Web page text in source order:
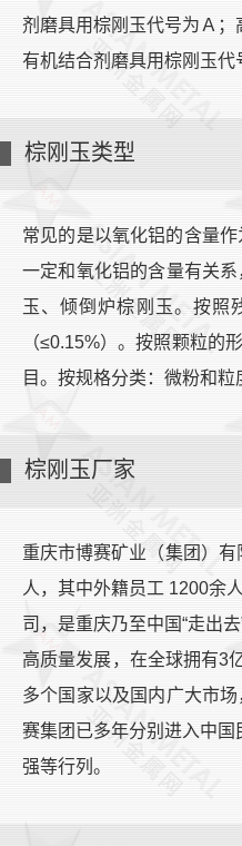
剂磨具用棕刚玉代号为Ａ
有机结合剂磨具用棕刚玉
棕刚玉类型
常见的是以氧化铝的含量
一定和氧化铝的含量有关
玉、倾倒炉棕刚玉。按照
（≤0.15%）。按照颗粒的
目。按规格分类：微粉和粒
棕刚玉厂家
重庆市博赛矿业（集团）
人，其中外籍员工 1200余
司，是重庆乃至中国“走出
高质量发展，在全球拥有3
多个国家以及国内广大市
赛集团已多年分别进入中
强等行列。